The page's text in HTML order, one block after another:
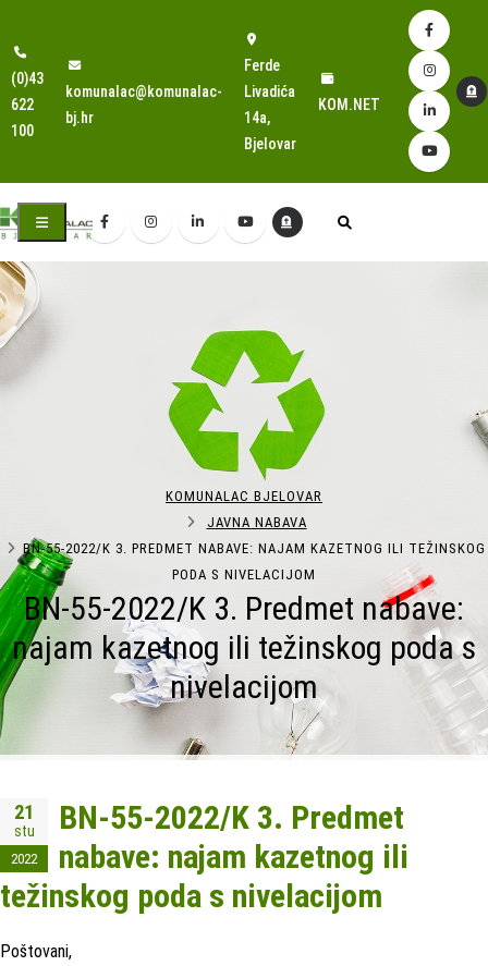
(0)43
622
100
komunalac@komunalac-
bj.hr
Ferde
Livadića
14a,
Bjelovar
KOM.NET
BN-55-2022/K 3. Predmet nabave:
najam kazetnog ili težinskog poda s
nivelacijom
KOMUNALAC BJELOVAR
JAVNA NABAVA
BN-55-2022/K 3. PREDMET NABAVE: NAJAM KAZETNOG ILI TEŽINSKOG
PODA S NIVELACIJOM
21
stu
2022
BN-55-2022/K 3. Predmet
nabave: najam kazetnog ili
težinskog poda s nivelacijom
Poštovani,